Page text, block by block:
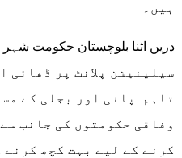
ہیں۔
سیلینیشن پلانٹ پر ڈھائی
تاہم پانی اور بجلی کے
وفاقی حکومتوں کی جانب
کرنے کے لیے بہت کچھ کرنے